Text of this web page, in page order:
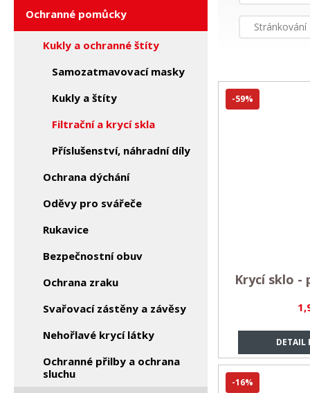
Ochranné pomůcky
Kukly a ochranné štíty
Samozatmavovací masky
Kukly a štíty
Filtrační a krycí skla
Příslušenství, náhradní díly
Ochrana dýchání
Oděvy pro svářeče
Rukavice
Bezpečnostní obuv
Ochrana zraku
Svařovací zástěny a závěsy
Nehořlavé krycí látky
Ochranné přilby a ochrana
sluchu
Stránkování
DETAIL
Krycí sklo -
-59%
-16%